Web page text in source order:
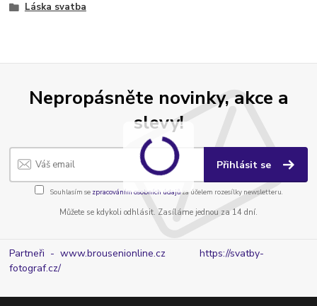
Láska svatba
Nepropásněte novinky, akce a
slevy!
Přihlásit se
Souhlasím se zpracováním osobních údajůza účelem rozesílky newsletteru.
Můžete se kdykoli odhlásit. Zasíláme jednou za 14 dní.
Partneři - www.brousenionline.czhttps://svatby-
fotograf.cz/